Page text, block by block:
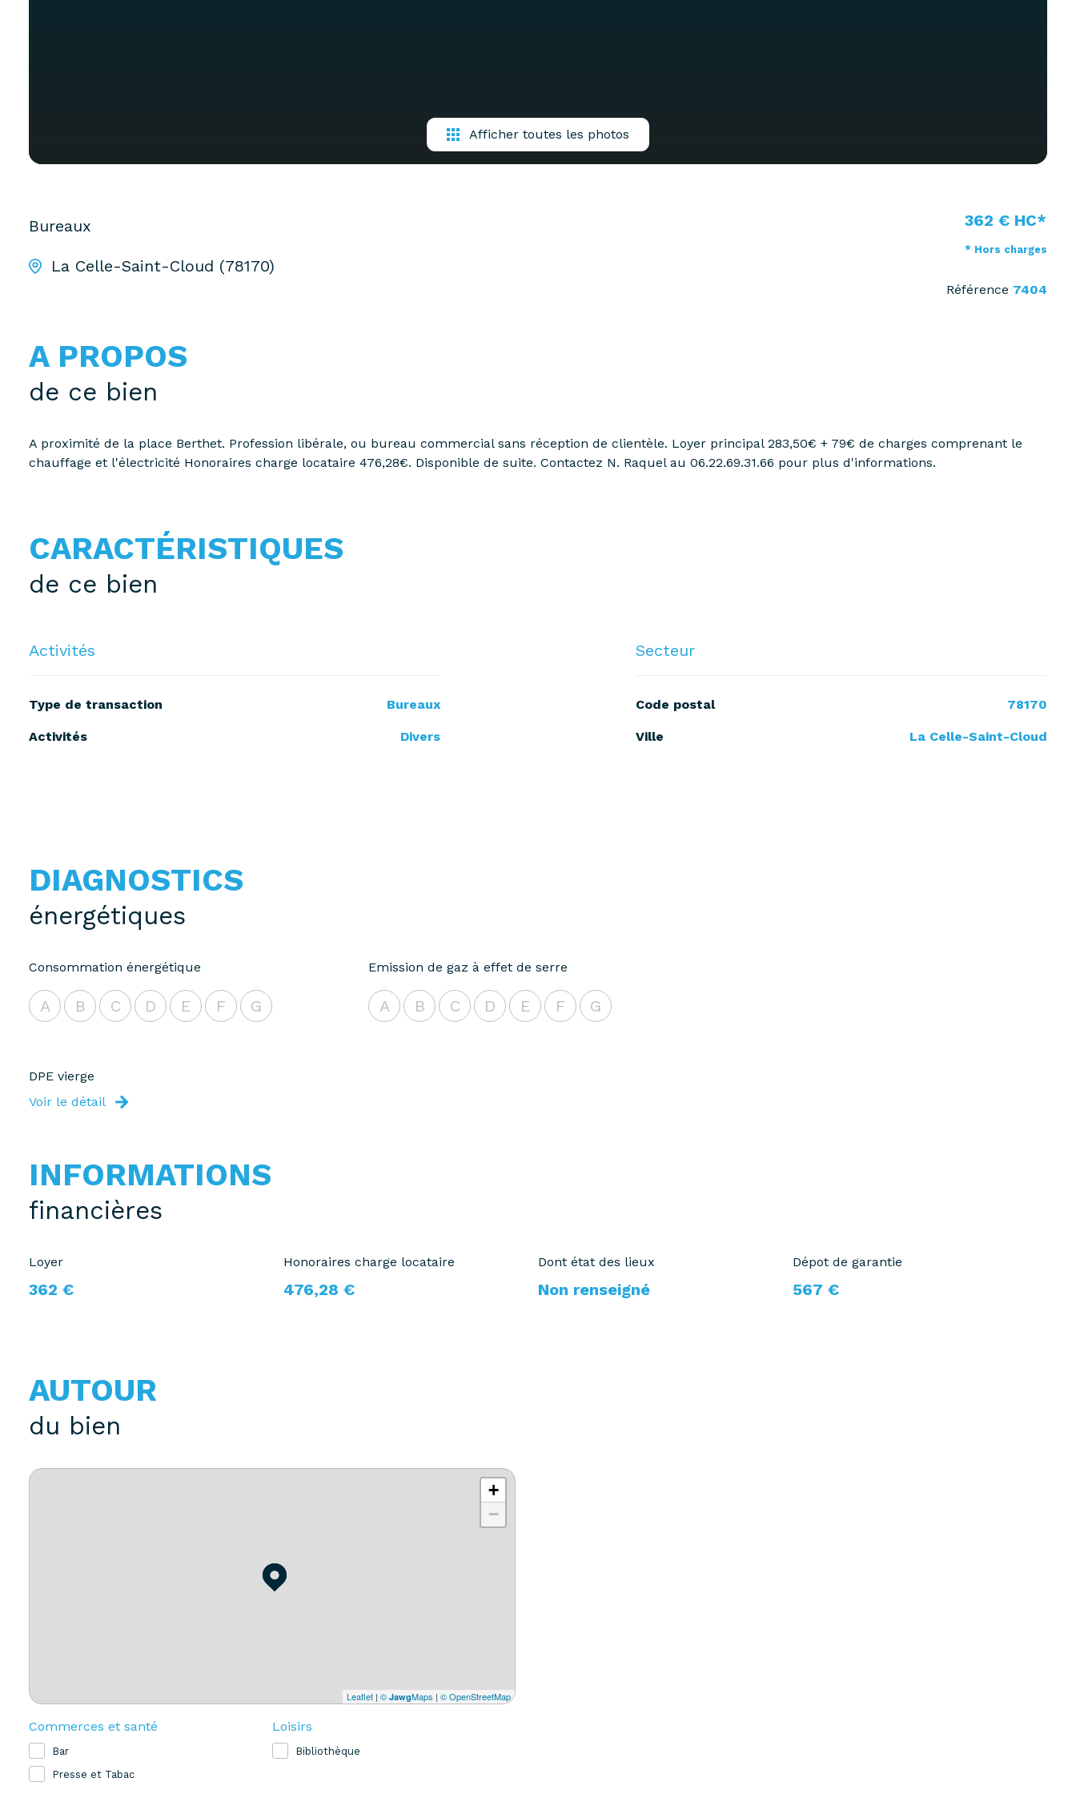
Afficher toutes les photos
Bureaux
La Celle-Saint-Cloud (78170)
362 € HC*
* Hors charges
Référence 7404
A PROPOS
de ce bien
A proximité de la place Berthet. Profession libérale, ou bureau commercial sans réception de clientèle. Loyer principal 283,50€ + 79€ de charges comprenant le
chauffage et l'électricité Honoraires charge locataire 476,28€. Disponible de suite. Contactez N. Raquel au 06.22.69.31.66 pour plus d'informations.
CARACTÉRISTIQUES
de ce bien
Activités
Type de transaction Bureaux
Activités Divers
Secteur
Code postal 78170
Ville La Celle-Saint-Cloud
DIAGNOSTICS
énergétiques
Consommation énergétique
A B C D E F G
Emission de gaz à effet de serre
A B C D E F G
DPE vierge
Voir le détail
INFORMATIONS
financières
Loyer
362 €
Honoraires charge locataire
476,28 €
Dont état des lieux
Non renseigné
Dépot de garantie
567 €
AUTOUR
du bien
+
−
Leaflet | © JawgMaps | © OpenStreetMap
Commerces et santé
Bar
Presse et Tabac
Loisirs
Bibliothèque